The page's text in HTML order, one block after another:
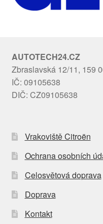
AUTOTECH24.CZ
Zbraslavská 12/11, 159
IČ: 09105638
DIČ: CZ09105638
Vrakoviště Citroën
Ochrana osobních
Celosvětová doprava
Doprava
Kontakt